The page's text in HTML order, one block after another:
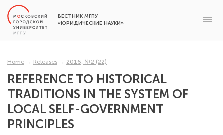
ВЕСТНИК МГПУ
«ЮРИДИЧЕСКИЕ НАУКИ»
Home → Releases → 2016, №2 (22)
REFERENCE TO HISTORICAL
TRADITIONS IN THE SYSTEM OF
LOCAL SELF-GOVERNMENT
PRINCIPLES